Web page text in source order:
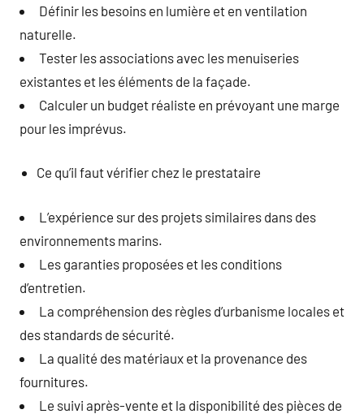
Définir les besoins en lumière et en ventilation
naturelle.
Tester les associations avec les menuiseries
existantes et les éléments de la façade.
Calculer un budget réaliste en prévoyant une marge
pour les imprévus.
Ce qu’il faut vérifier chez le prestataire
L’expérience sur des projets similaires dans des
environnements marins.
Les garanties proposées et les conditions
d’entretien.
La compréhension des règles d’urbanisme locales et
des standards de sécurité.
La qualité des matériaux et la provenance des
fournitures.
Le suivi après-vente et la disponibilité des pièces de